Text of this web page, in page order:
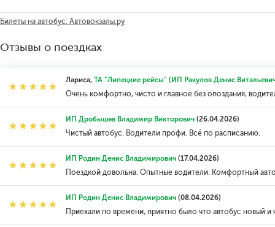
Билеты на автобус: Автовокзалы.ру
Отзывы о поездках
Лариса, ТА "Липецкие рейсы" (ИП Ракулов Денис
Очень комфортно, чисто и главное без опоздания,
ИП Дробышев Владимир Викторович(26.04.2026)
Чистый автобус. Водители профи. Всё по расписанию.
ИП Родин Денис Владимирович(17.04.2026)
Поездкой довольна. Опытные водители. Комфортный
ИП Родин Денис Владимирович(08.04.2026)
Приехали по времени, приятно было что автобус новый